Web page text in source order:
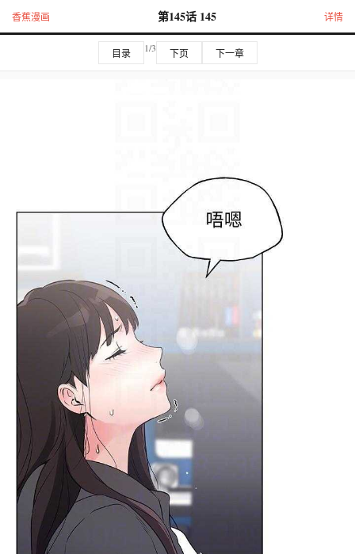
香蕉漫画 第145话 145 详情
目录 1/3 下页 下一章